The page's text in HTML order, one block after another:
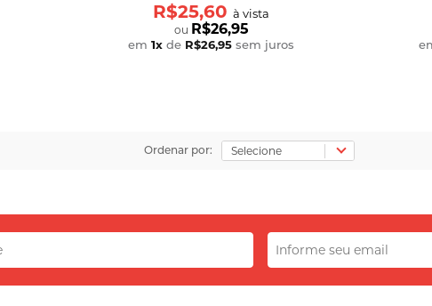
ou R$26,95
em 1x de R$26,95 sem juros
R$25,60 à vista
Ordenar por: